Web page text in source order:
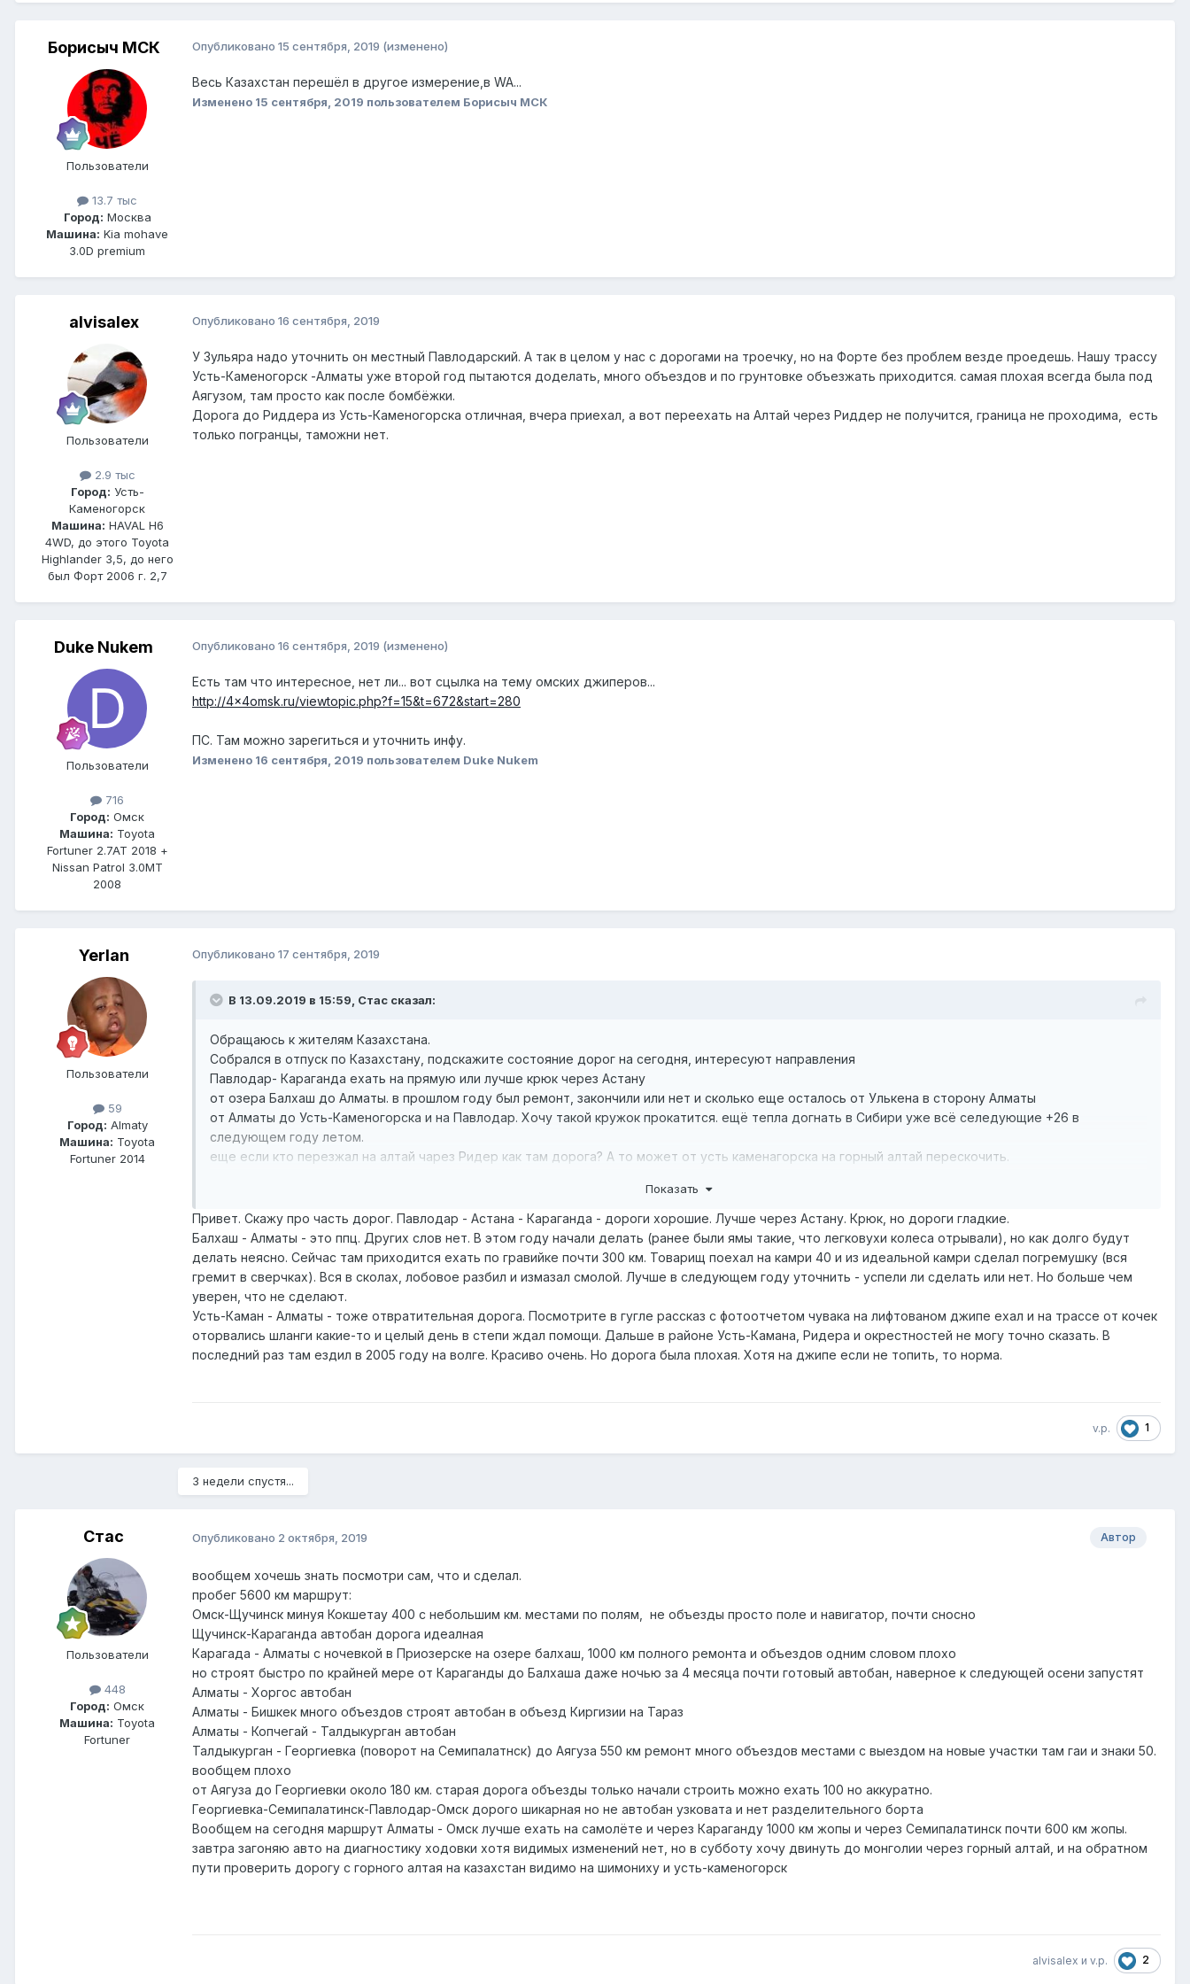
Борисыч МСК
Пользователи
13.7 тыс
Город: Москва
Машина: Kia mohave
3.0D premium
Опубликовано 15 сентября, 2019 (изменено)
Весь Казахстан перешёл в другое измерение,в WA...
Изменено 15 сентября, 2019 пользователем Борисыч МСК
alvisalex
Пользователи
2.9 тыс
Город: Усть-
Каменогорск
Машина: HAVAL H6
4WD, до этого Toyota
Highlander 3,5, до него
был Форт 2006 г. 2,7
Опубликовано 16 сентября, 2019
У Зульяра надо уточнить он местный Павлодарский. А так в целом у нас с дорогами на троечку, но на Форте без проблем везде проедешь. Нашу трассу
Усть-Каменогорск -Алматы уже второй год пытаются доделать, много объездов и по грунтовке объезжать приходится. самая плохая всегда была под
Аягузом, там просто как после бомбёжки.
Дорога до Риддера из Усть-Каменогорска отличная, вчера приехал, а вот переехать на Алтай через Риддер не получится, граница не проходима, есть
только погранцы, таможни нет.
Duke Nukem
Пользователи
716
Город: Омск
Машина: Toyota
Fortuner 2.7AT 2018 +
Nissan Patrol 3.0MT
2008
Опубликовано 16 сентября, 2019 (изменено)
Есть там что интересное, нет ли... вот сцылка на тему омских джиперов...
http://4x4omsk.ru/viewtopic.php?f=15&t=672&start=280
ПС. Там можно зарегиться и уточнить инфу.
Изменено 16 сентября, 2019 пользователем Duke Nukem
Yerlan
Пользователи
59
Город: Almaty
Машина: Toyota
Fortuner 2014
Опубликовано 17 сентября, 2019
В 13.09.2019 в 15:59, Стас сказал:
Обращаюсь к жителям Казахстана.
Собрался в отпуск по Казахстану, подскажите состояние дорог на сегодня, интересуют направления
Павлодар- Караганда ехать на прямую или лучше крюк через Астану
от озера Балхаш до Алматы. в прошлом году был ремонт, закончили или нет и сколько еще осталось от Улькена в сторону Алматы
от Алматы до Усть-Каменогорска и на Павлодар. Хочу такой кружок прокатится. ещё тепла догнать в Сибири уже всё селедующие +26 в
следующем году летом.
еще если кто перезжал на алтай чарез Ридер как там дорога? А то может от усть каменагорска на горный алтай перескочить.
Показать
Привет. Скажу про часть дорог. Павлодар - Астана - Караганда - дороги хорошие. Лучше через Астану. Крюк, но дороги гладкие.
Балхаш - Алматы - это ппц. Других слов нет. В этом году начали делать (ранее были ямы такие, что легковухи колеса отрывали), но как долго будут
делать неясно. Сейчас там приходится ехать по гравийке почти 300 км. Товарищ поехал на камри 40 и из идеальной камри сделал погремушку (вся
гремит в сверчках). Вся в сколах, лобовое разбил и измазал смолой. Лучше в следующем году уточнить - успели ли сделать или нет. Но больше чем
уверен, что не сделают.
Усть-Каман - Алматы - тоже отвратительная дорога. Посмотрите в гугле рассказ с фотоотчетом чувака на лифтованом джипе ехал и на трассе от кочек
оторвались шланги какие-то и целый день в степи ждал помощи. Дальше в районе Усть-Камана, Ридера и окрестностей не могу точно сказать. В
последний раз там ездил в 2005 году на волге. Красиво очень. Но дорога была плохая. Хотя на джипе если не топить, то норма.
v.p. 1
3 недели спустя...
Стас
Пользователи
448
Город: Омск
Машина: Toyota
Fortuner
Автор
Опубликовано 2 октября, 2019
вообщем хочешь знать посмотри сам, что и сделал.
пробег 5600 км маршрут:
Омск-Щучинск минуя Кокшетау 400 с небольшим км. местами по полям, не объезды просто поле и навигатор, почти сносно
Щучинск-Караганда автобан дорога идеалная
Карагада - Алматы с ночевкой в Приозерске на озере балхаш, 1000 км полного ремонта и объездов одним словом плохо
но строят быстро по крайней мере от Караганды до Балхаша даже ночью за 4 месяца почти готовый автобан, наверное к следующей осени запустят
Алматы - Хоргос автобан
Алматы - Бишкек много объездов строят автобан в объезд Киргизии на Тараз
Алматы - Копчегай - Талдыкурган автобан
Талдыкурган - Георгиевка (поворот на Семипалатнск) до Аягуза 550 км ремонт много объездов местами с выездом на новые участки там гаи и знаки 50.
вообщем плохо
от Аягуза до Георгиевки около 180 км. старая дорога объезды только начали строить можно ехать 100 но аккуратно.
Георгиевка-Семипалатинск-Павлодар-Омск дорого шикарная но не автобан узковата и нет разделительного борта
Вообщем на сегодня маршрут Алматы - Омск лучше ехать на самолёте и через Караганду 1000 км жопы и через Семипалатинск почти 600 км жопы.
завтра загоняю авто на диагностику ходовки хотя видимых изменений нет, но в субботу хочу двинуть до монголии через горный алтай, и на обратном
пути проверить дорогу с горного алтая на казахстан видимо на шимониху и усть-каменогорск
alvisalex и v.p. 2